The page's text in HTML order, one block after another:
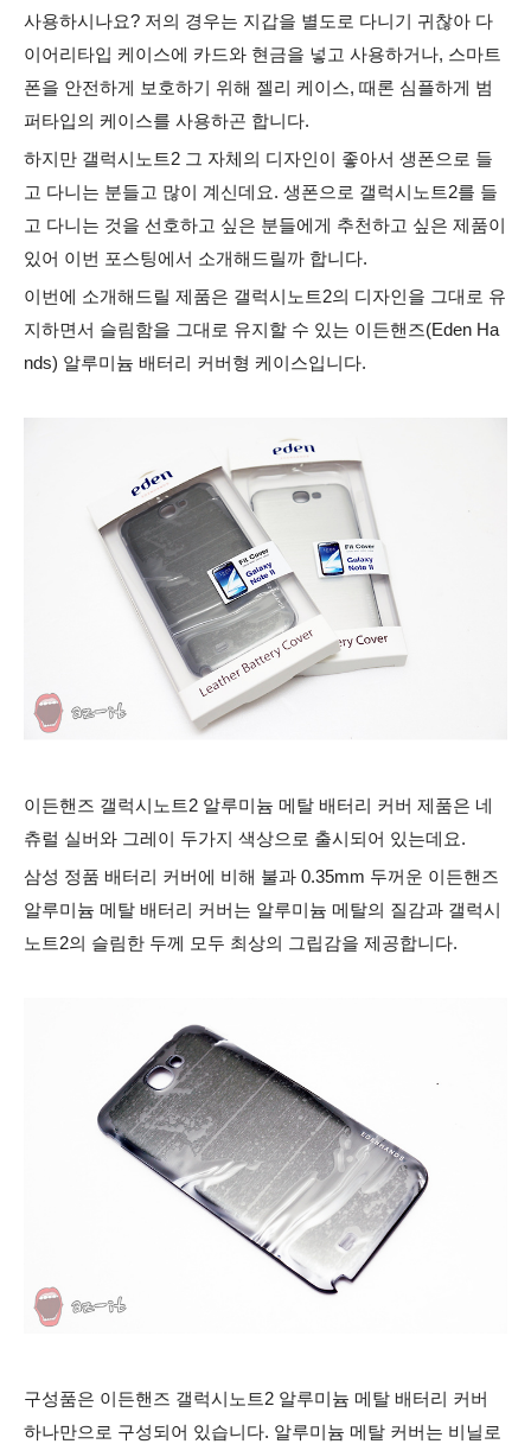
사용하시나요? 저의 경우는 지갑을 별도로 다니기 귀찮아 다
이어리타입 케이스에 카드와 현금을 넣고 사용하거나, 스마트
폰을 안전하게 보호하기 위해 젤리 케이스, 때론 심플하게 범
퍼타입의 케이스를 사용하곤 합니다.
하지만 갤럭시노트2 그 자체의 디자인이 좋아서 생폰으로 들
고 다니는 분들고 많이 계신데요. 생폰으로 갤럭시노트2를 들
고 다니는 것을 선호하고 싶은 분들에게 추천하고 싶은 제품이
있어 이번 포스팅에서 소개해드릴까 합니다.
이번에 소개해드릴 제품은 갤럭시노트2의 디자인을 그대로 유
지하면서 슬림함을 그대로 유지할 수 있는 이든핸즈(Eden Ha
nds) 알루미늄 배터리 커버형 케이스입니다.
이든핸즈 갤럭시노트2 알루미늄 메탈 배터리 커버 제품은 네
츄럴 실버와 그레이 두가지 색상으로 출시되어 있는데요.
삼성 정품 배터리 커버에 비해 불과 0.35mm 두꺼운 이든핸즈
알루미늄 메탈 배터리 커버는 알루미늄 메탈의 질감과 갤럭시
노트2의 슬림한 두께 모두 최상의 그립감을 제공합니다.
구성품은 이든핸즈 갤럭시노트2 알루미늄 메탈 배터리 커버
하나만으로 구성되어 있습니다. 알루미늄 메탈 커버는 비닐로